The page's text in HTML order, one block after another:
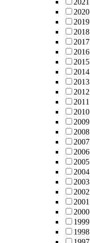
2021
2020
2019
2018
2017
2016
2015
2014
2013
2012
2011
2010
2009
2008
2007
2006
2005
2004
2003
2002
2001
2000
1999
1998